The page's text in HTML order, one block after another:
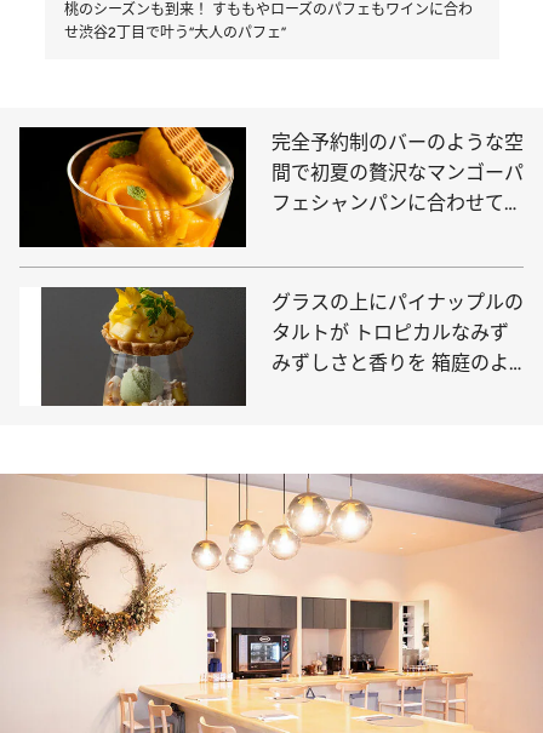
桃のシーズンも到来！ すももやローズのパフェもワインに合わ
せ渋谷2丁目で叶う“大人のパフェ”
完全予約制のバーのような空
間で初夏の贅沢なマンゴーパ
フェシャンパンに合わせて贅
グラスの上にパイナップルの
タルトが トロピカルなみず
みずしさと香りを 箱庭のよ